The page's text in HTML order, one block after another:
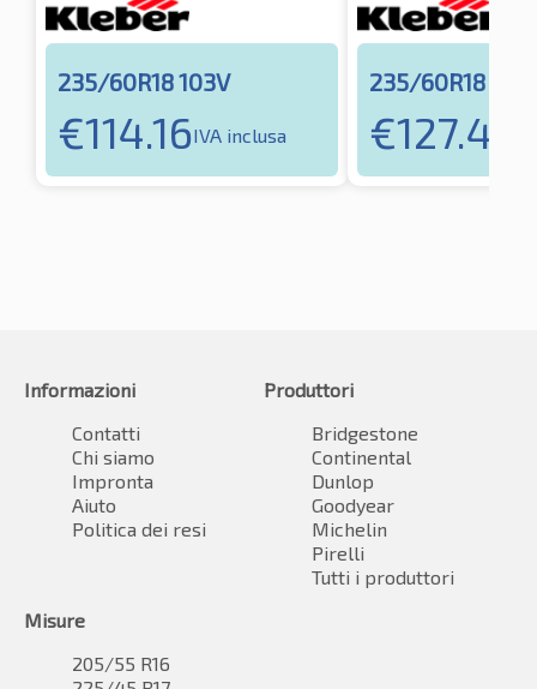
235/60R18 103V
€114.16IVA inclusa
235/60R18
€127.48
Informazioni
Contatti
Chi siamo
Impronta
Aiuto
Politica dei resi
Produttori
Bridgestone
Continental
Dunlop
Goodyear
Michelin
Pirelli
Tutti i produttori
Misure
205/55 R16